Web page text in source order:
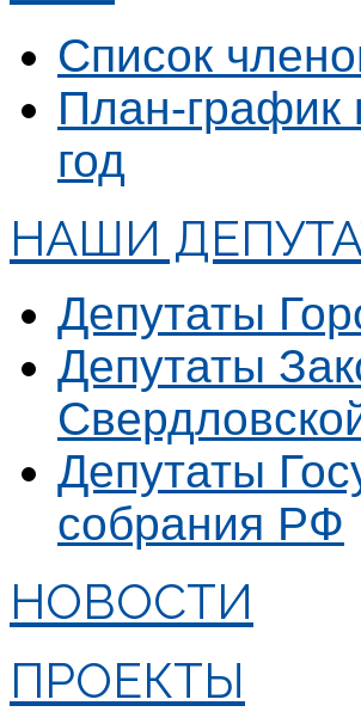
Список
План-график
год
НАШИ
Депутаты
Депутаты
Депутаты
собрания РФ
НОВОСТИ
ПРОЕКТЫ